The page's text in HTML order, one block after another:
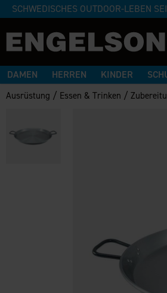
SCHWEDISCHES OUTDOOR-LEBEN
DAMEN HERREN KINDER
Ausrüstung / Essen & Trinken /